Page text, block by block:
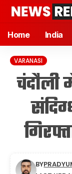
Home India
VARANASI
चंदौली
BY